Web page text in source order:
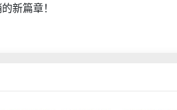
新篇章！